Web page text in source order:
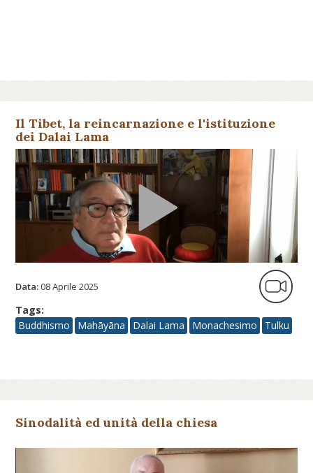
Il Tibet, la reincarnazione e l'istituzione
dei Dalai Lama
Data:08 Aprile 2025
Tags:
Buddhismo
Mahāyāna Dalai Lama Monachesimo Tulku
Sinodalità ed unità della chiesa